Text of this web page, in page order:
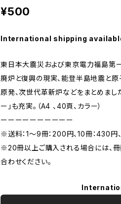
¥500
International shipping
東日本大震災および東京電力福島第
廃炉と復興の現実、能登半島地震と原
原発、次世代革新炉などをまとめまし
ー」も充実。（A4 、40頁、カラー）
ーーーーーーーーーー
※送料：1～9冊：200円、10冊：430円
※20冊以上ご購入される場合には、冊
合わせください。